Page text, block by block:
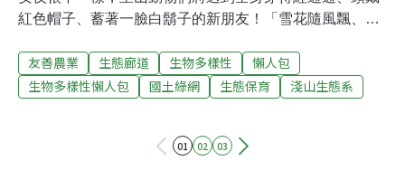
紅色帽子、蓄著一臉白鬍子的新朋友！「雪花隨風飄、花
過了小橋...」途經麥寮工業區上空，一陣霧霾撲面而來，
不習慣空氣污染的聖誕老公公與馴鹿，一不小心摔落到草
邊圍繞著好多可愛的里山動物們，原來是掉到台灣島的淺
友善農業 生態廊道 生物多樣性
懶人包
生物多樣性懶人包
國土綠網 生態保育 淺山生態系
01 02 03